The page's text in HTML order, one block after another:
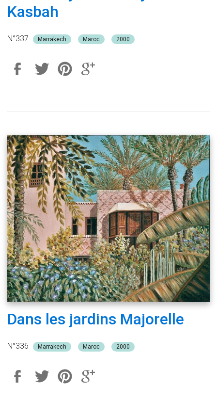
Kasbah
N°337 Marrakech Maroc 2000
Dans les jardins Majorelle
N°336 Marrakech Maroc 2000